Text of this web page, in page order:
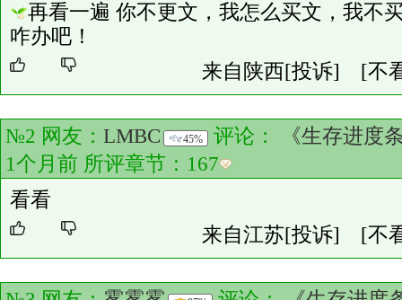
再看一遍 你不更文，我怎么买文，我不
咋办吧！
来自陕西[投诉] [不
№2 网友： LMBC 45% 评论：
《生存进度
1个月前 所评章节： 167
看看
来自江苏[投诉] [不